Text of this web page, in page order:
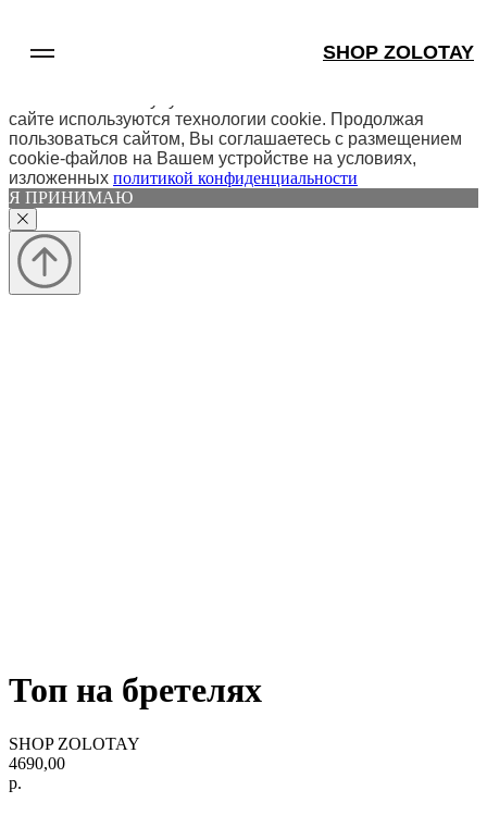
SHOP ZOLOTAY
МЫ ИСПОЛЬЗУЕМ ФАЙЛЫ COOKIE
сайте используются технологии cookie. Продолжая
пользоваться сайтом, Вы соглашаетесь с размещением
cookie-файлов на Вашем устройстве на условиях,
изложенных политикой конфиденциальности
Я ПРИНИМАЮ
Топ на бретелях
SHOP ZOLOTAY
4690,00
р.